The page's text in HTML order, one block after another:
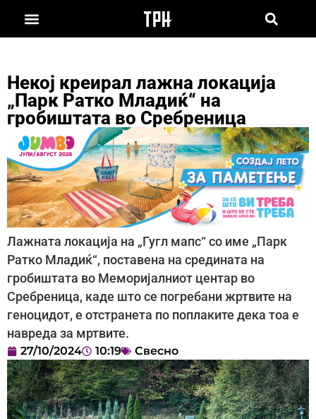
Некој креирал лажна локација
„Парк Ратко Младиќ“ на
гробиштата во Сребреница
Лажната локација на „Гугл мапс“ со име „Парк
Ратко Младиќ“, поставена на средината на
гробиштата во Меморијалниот центар во
Сребреница, каде што се погребани жртвите на
геноцидот, е отстранета по поплаките дека тоа е
навреда за мртвите.
27/10/2024 10:19 Свесно